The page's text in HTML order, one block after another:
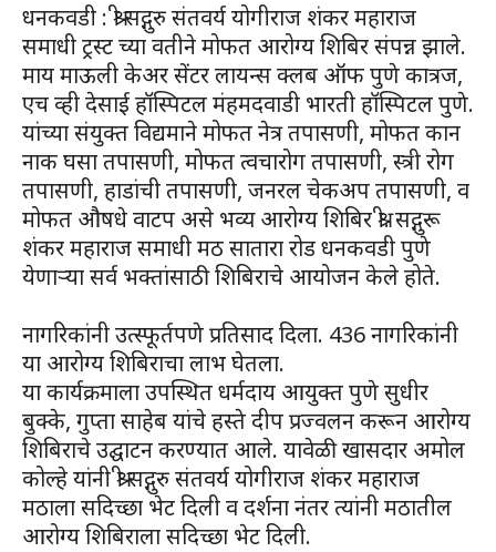
धनकवडी : श्री सद्गुरु संतवर्य योगीराज शंकर महाराज
समाधी ट्रस्ट च्या वतीने मोफत आरोग्य शिबिर संपन्न झाले.
माय माऊली केअर सेंटर लायन्स क्लब ऑफ पुणे कात्रज,
एच व्ही देसाई हॉस्पिटल मंहमदवाडी भारती हॉस्पिटल पुणे.
यांच्या संयुक्त विद्यमाने मोफत नेत्र तपासणी, मोफत कान
नाक घसा तपासणी, मोफत त्वचारोग तपासणी, स्त्री रोग
तपासणी, हाडांची तपासणी, जनरल चेकअप तपासणी, व
मोफत औषधे वाटप असे भव्य आरोग्य शिबिर श्री. सद्गुरू
शंकर महाराज समाधी मठ सातारा रोड धनकवडी पुणे
येणाऱ्या सर्व भक्तांसाठी शिबिराचे आयोजन केले होते.
नागरिकांनी उत्स्फूर्तपणे प्रतिसाद दिला. 436 नागरिकांनी
या आरोग्य शिबिराचा लाभ घेतला.
या कार्यक्रमाला उपस्थित धर्मदाय आयुक्त पुणे सुधीर
बुक्के, गुप्ता साहेब यांचे हस्ते दीप प्रज्वलन करून आरोग्य
शिबिराचे उद्घाटन करण्यात आले. यावेळी खासदार अमोल
कोल्हे यांनी श्री सद्गुरु संतवर्य योगीराज शंकर महाराज
मठाला सदिच्छा भेट दिली व दर्शना नंतर त्यांनी मठातील
आरोग्य शिबिराला सदिच्छा भेट दिली.